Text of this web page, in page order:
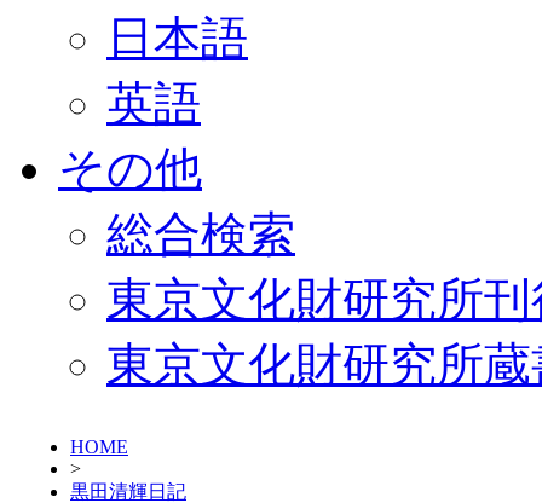
日本語
英語
その他
総合検索
東京文化財研究所
東京文化財研究所
HOME
>
黒田清輝日記